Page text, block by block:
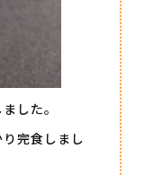
した。
完食しまし